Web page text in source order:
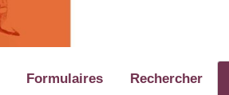
Formulaires Rechercher